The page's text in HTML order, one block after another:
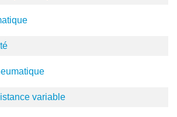
variable